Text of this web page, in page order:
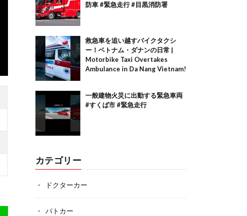
防車 #緊急走行 #目黒消防署
救急車を追い越すバイクタクシ
ー！ベトナム・ダナンの日常 |
Motorbike Taxi Overtakes
Ambulance in Da Nang Vietnam!
一般建物火災に出動する緊急車両
#すくば市 #緊急走行
カテゴリー
ドクターカー
パトカー